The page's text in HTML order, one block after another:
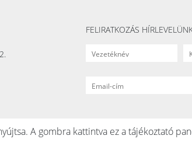
FELIRATKOZÁS
A gombra kattintva ez a tájékoztató